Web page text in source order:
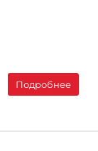
Подробнее